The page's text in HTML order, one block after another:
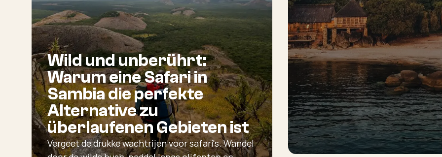
Wild und unberührt:
Warum eine Safari in
Sambia die perfekte
Alternative zu
überlaufenen Gebieten ist
Vergeet de drukke wachtrijen voor safari's. Wandel